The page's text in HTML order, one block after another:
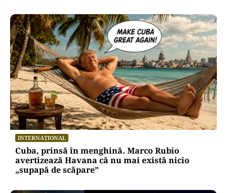
POLITICĂ
Presiune pe Nicușor Dan din partea PNL.
Liberalii cer desemnarea de urgență a unui nou
premier: „Trebuie să iasă fum alb de la
Cotroceni!”